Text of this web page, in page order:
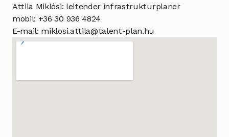
Attila Miklósi: leitender infrastrukturplaner
mobil: +36 30 936 4824
E-mail: miklosi.attila@talent-plan.hu